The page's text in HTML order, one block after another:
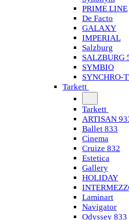
PRIME LINE
De Facto
GALAXY
IMPERIAL
Salzburg
SALZBURG
SYMBIO
SYNCHRO-
Tarkett
Tarkett
ARTISAN
Ballet 833
Cinema
Cruize 832
Estetica
Gallery
HOLIDAY
Laminart
Navigator
Odyssey 833